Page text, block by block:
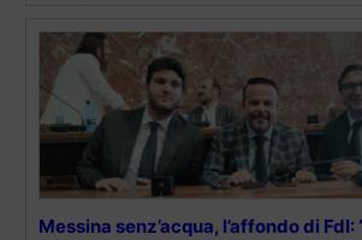
Messina senz’acqua, l’affondo di